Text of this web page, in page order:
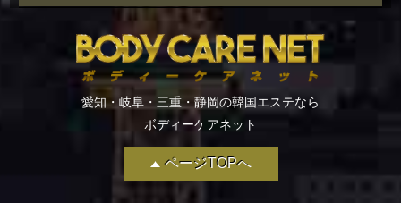
ページTOPへ
愛知・岐阜・三重・静岡の韓国エステなら
ボディーケアネット